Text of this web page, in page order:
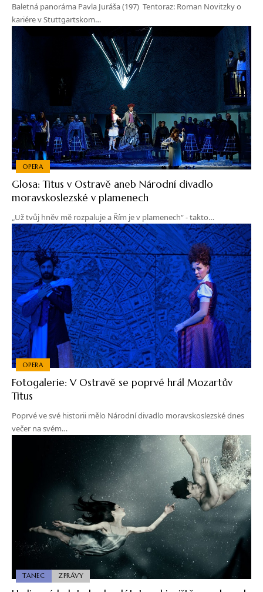
Baletná panoráma Pavla Juráša (197) Tentoraz: Roman Novitzky o
kariére v Stuttgartskom…
OPERA
Glosa: Titus v Ostravě aneb Národní divadlo
moravskoslezské v plamenech
„Už tvůj hněv mě rozpaluje a Řím je v plamenech“ - takto…
OPERA
Fotogalerie: V Ostravě se poprvé hrál Mozartův
Titus
Poprvé ve své historii mělo Národní divadlo moravskoslezské dnes
večer na svém…
TANEC ZPRÁVY